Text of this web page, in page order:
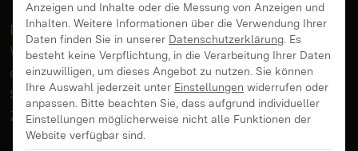
Die wichtigsten Nachrichten, Veranstaltungen und
Weiterbildungsangebote zu Medienbildung und
digitaler Kompetenz kompakt zusammengefasst.
Schneller das Passende finden mit dem Filter nach
Zielgruppen und Themen.
Anzeigen und Inhalte oder die Messung von Anzeigen und
Inhalten. Weitere Informationen über die Verwendung Ihrer
Daten finden Sie in unserer Datenschutzerklärung Es
besteht keine Verpflichtung, in die Verarbeitung Ihrer Daten
einzuwilligen, um dieses Angebot zu nutzen. Sie können
Ihre Auswahl jederzeit unter Einstellungen widerrufen oder
anpassen. Bitte beachten Sie, dass aufgrund individueller
Einstellungen möglicherweise nicht alle Funktionen der
Website verfügbar sind.